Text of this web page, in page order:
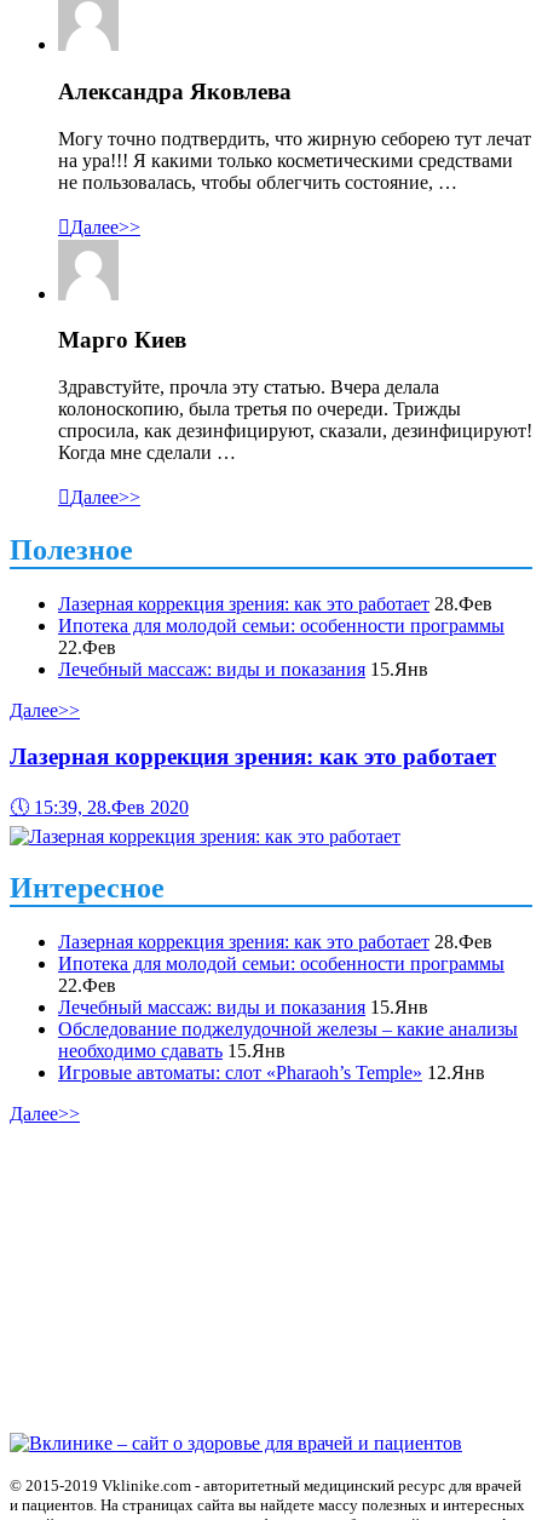
Александра Яковлева
Могу точно подтвердить, что жирную себорею тут лечат
на ура!!! Я какими только косметическими средствами
не пользовалась, чтобы облегчить состояние, …
Далее>>
Марго Киев
Здравстуйте, прочла эту статью. Вчера делала
колоноскопию, была третья по очереди. Трижды
спросила, как дезинфицируют, сказали, дезинфицируют!
Когда мне сделали …
Далее>>
Полезное
Лазерная коррекция зрения: как это работает 28.Фев
Ипотека для молодой семьи: особенности программы
22.Фев
Лечебный массаж: виды и показания 15.Янв
Далее>>
Лазерная коррекция зрения: как это работает
🕔 15:39, 28.Фев 2020
Интересное
Лазерная коррекция зрения: как это работает 28.Фев
Ипотека для молодой семьи: особенности программы
22.Фев
Лечебный массаж: виды и показания 15.Янв
Обследование поджелудочной железы – какие анализы
необходимо сдавать 15.Янв
Игровые автоматы: слот «Pharaoh’s Temple» 12.Янв
Далее>>
© 2015-2019 Vklinike.com - авторитетный медицинский ресурс для врачей
и пациентов. На страницах сайта вы найдете массу полезных и интересных